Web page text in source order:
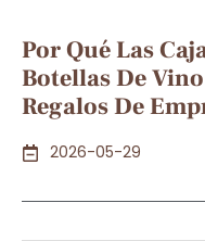
Por Qué Las
Botellas De
Regalos De
2026-05-29